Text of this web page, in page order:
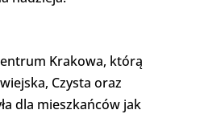
Krakowa, którą
Czysta oraz
dla mieszkańców jak